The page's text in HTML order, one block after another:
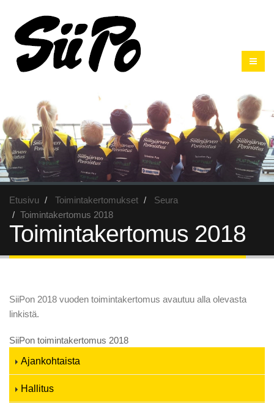
Etusivu Toimintakertomukset
Seura
Toimintakertomus 2018
Toimintakertomus 2018
SiiPon 2018 vuoden toimintakertomus avautuu alla olevasta
linkistä.
SiiPon toimintakertomus 2018
Ajankohtaista
Hallitus